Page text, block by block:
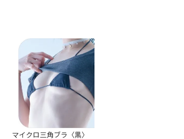
ストレッチレザーメイドブラ〈スト
マイクロ三角ブラ〈黒〉